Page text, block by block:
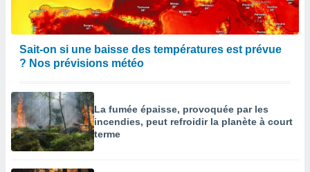
Sait-on si une baisse des températures est prévue
? Nos prévisions météo
La fumée épaisse, provoquée par les
incendies, peut refroidir la planète à court
terme